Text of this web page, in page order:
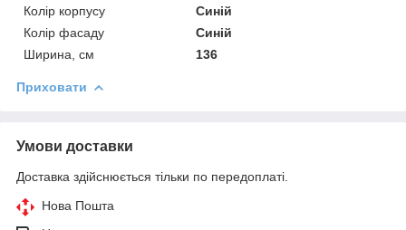
Колір корпусу
Синій
Колір фасаду
Синій
Ширина, см
136
Приховати
Умови доставки
Доставка здійснюється тільки по передоплаті.
Нова Пошта